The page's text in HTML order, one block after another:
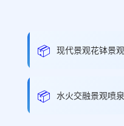
📦 现代景观花钵景
📦 水火交融景观喷